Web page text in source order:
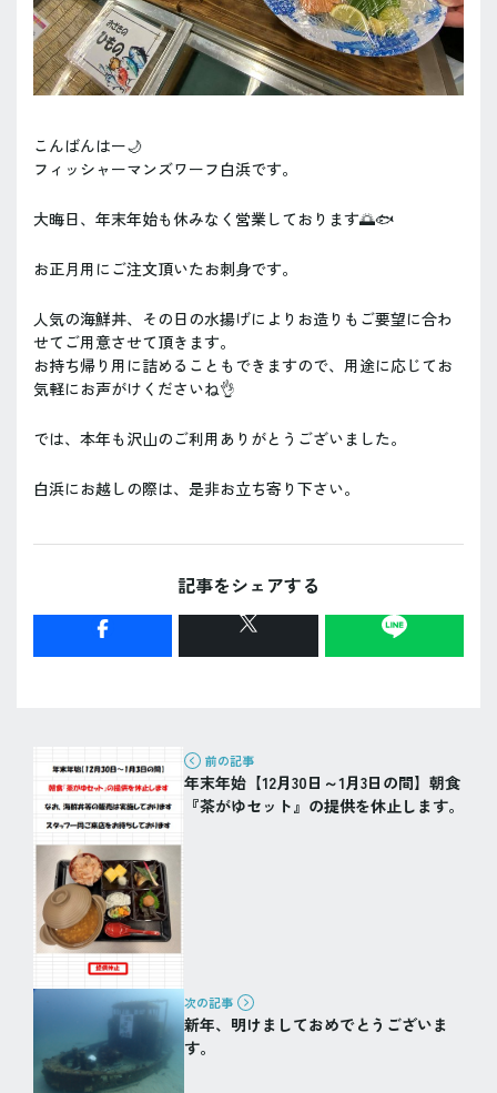
こんばんはー🌙
フィッシャーマンズワーフ白浜です。
大晦日、年末年始も休みなく営業しております🌅🐟
お正月用にご注文頂いたお刺身です。
人気の海鮮丼、その日の水揚げによりお造りもご要望に合わ
せてご用意させて頂きます。
お持ち帰り用に詰めることもできますので、用途に応じてお
気軽にお声がけくださいね👌
では、本年も沢山のご利用ありがとうございました。
白浜にお越しの際は、是非お立ち寄り下さい。
記事をシェアする
前の記事
年末年始【12月30日～1月3日の間】朝食
『茶がゆセット』の提供を休止します。
次の記事
新年、明けましておめでとうございま
す。